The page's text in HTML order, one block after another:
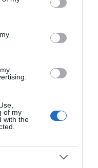
its third-party tags to
in below Google
of my
with the
χρόνια μετά τη
στην Εύβοια:
τις αισθήσεις του